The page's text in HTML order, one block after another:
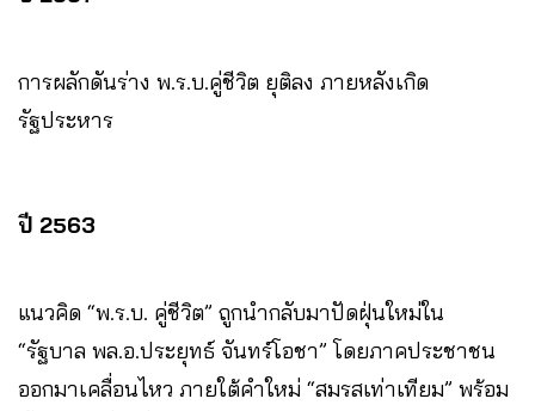
การผลักดันร่าง พ.ร.บ.คู่ชีวิต ยุติลง ภายหลังเกิด
รัฐประหาร
ปี 2563
แนวคิด “พ.ร.บ. คู่ชีวิต” ถูกนำกลับมาปัดฝุ่นใหม่ใน
“รัฐบาล พล.อ.ประยุทธ์ จันทร์โอชา” โดยภาคประชาชน
ออกมาเคลื่อนไหว ภายใต้คำใหม่ “สมรสเท่าเทียม” พร้อม